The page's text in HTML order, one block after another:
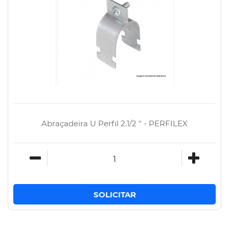
Abraçadeira U Perfil 2.1/2 " - PERFILEX